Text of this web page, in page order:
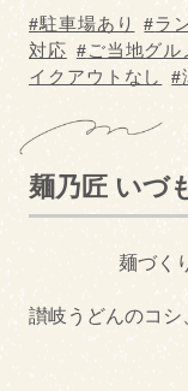
駐車場あり ラ
対応
ご当地グル
イクアウトなし
麺乃匠 いづ
麺づく
讃岐うどんのコシ
うどん・
き
カフェ・
洋食
焼肉・ス